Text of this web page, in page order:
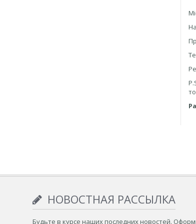
НОВОСТНАЯ РАССЫЛКА
Будьте в курсе наших последних новостей.